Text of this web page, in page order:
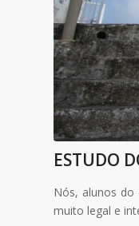
ESTUDO
Nós, alunos do
muito legal e